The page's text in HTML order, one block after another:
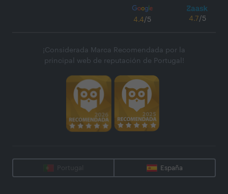
4.4/5 4.7/5
¡Considerada Marca Recomendada por la
principal web de reputación de Portugal!
Portugal España